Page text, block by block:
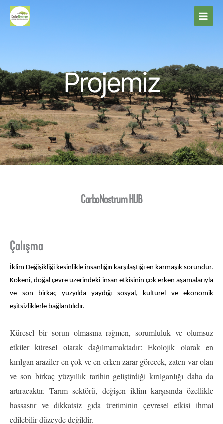
İçeriğe
atla
Projemiz
CarboNostrum HUB
Çalışma
İklim Değişikliği kesinlikle insanlığın karşılaştığı en karmaşık sorundur.
Kökeni, doğal çevre üzerindeki insan etkisinin çok erken aşamalarıyla
ve son birkaç yüzyılda yaydığı sosyal, kültürel ve ekonomik
eşitsizliklerle bağlantılıdır.
Küresel bir sorun olmasına rağmen, sorumluluk ve olumsuz
etkiler küresel olarak dağılmamaktadır: Ekolojik olarak en
kırılgan araziler en çok ve en erken zarar görecek, zaten var olan
ve son birkaç yüzyıllık tarihin geliştirdiği kırılganlığı daha da
artıracaktır. Tarım sektörü, değişen iklim karşısında özellikle
hassastır ve dikkatsiz gıda üretiminin çevresel etkisi ihmal
edilebilir düzeyde değildir.